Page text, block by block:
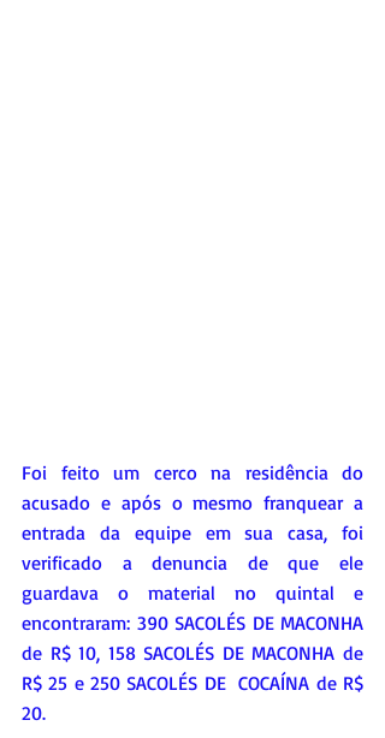
Foi feito um cerco na residência do
acusado e após o mesmo franquear a
entrada da equipe em sua casa, foi
verificado a denuncia de que ele
guardava o material no quintal e
encontraram: 390 SACOLÉS DE MACONHA
de R$ 10, 158 SACOLÉS DE MACONHA de
R$ 25 e 250 SACOLÉS DE  COCAÍNA de R$
20.